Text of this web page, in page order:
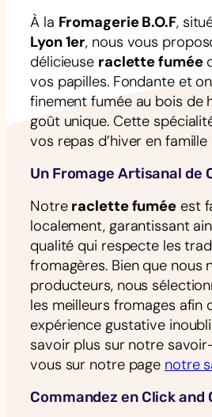
À la Fromagerie B.O.F,
Lyon 1er, nous vous
délicieuse raclette fumée
vos papilles. Fondante et
finement fumée au bois de
goût unique. Cette
vos repas d’hiver en
Un Fromage Artisanal de
Notre raclette fumée est
localement, garantissant
qualité qui respecte les
fromagères. Bien que nous
producteurs, nous
les meilleurs fromages afin
expérience gustative
savoir plus sur notre
vous sur notre page notre
Commandez en Click and